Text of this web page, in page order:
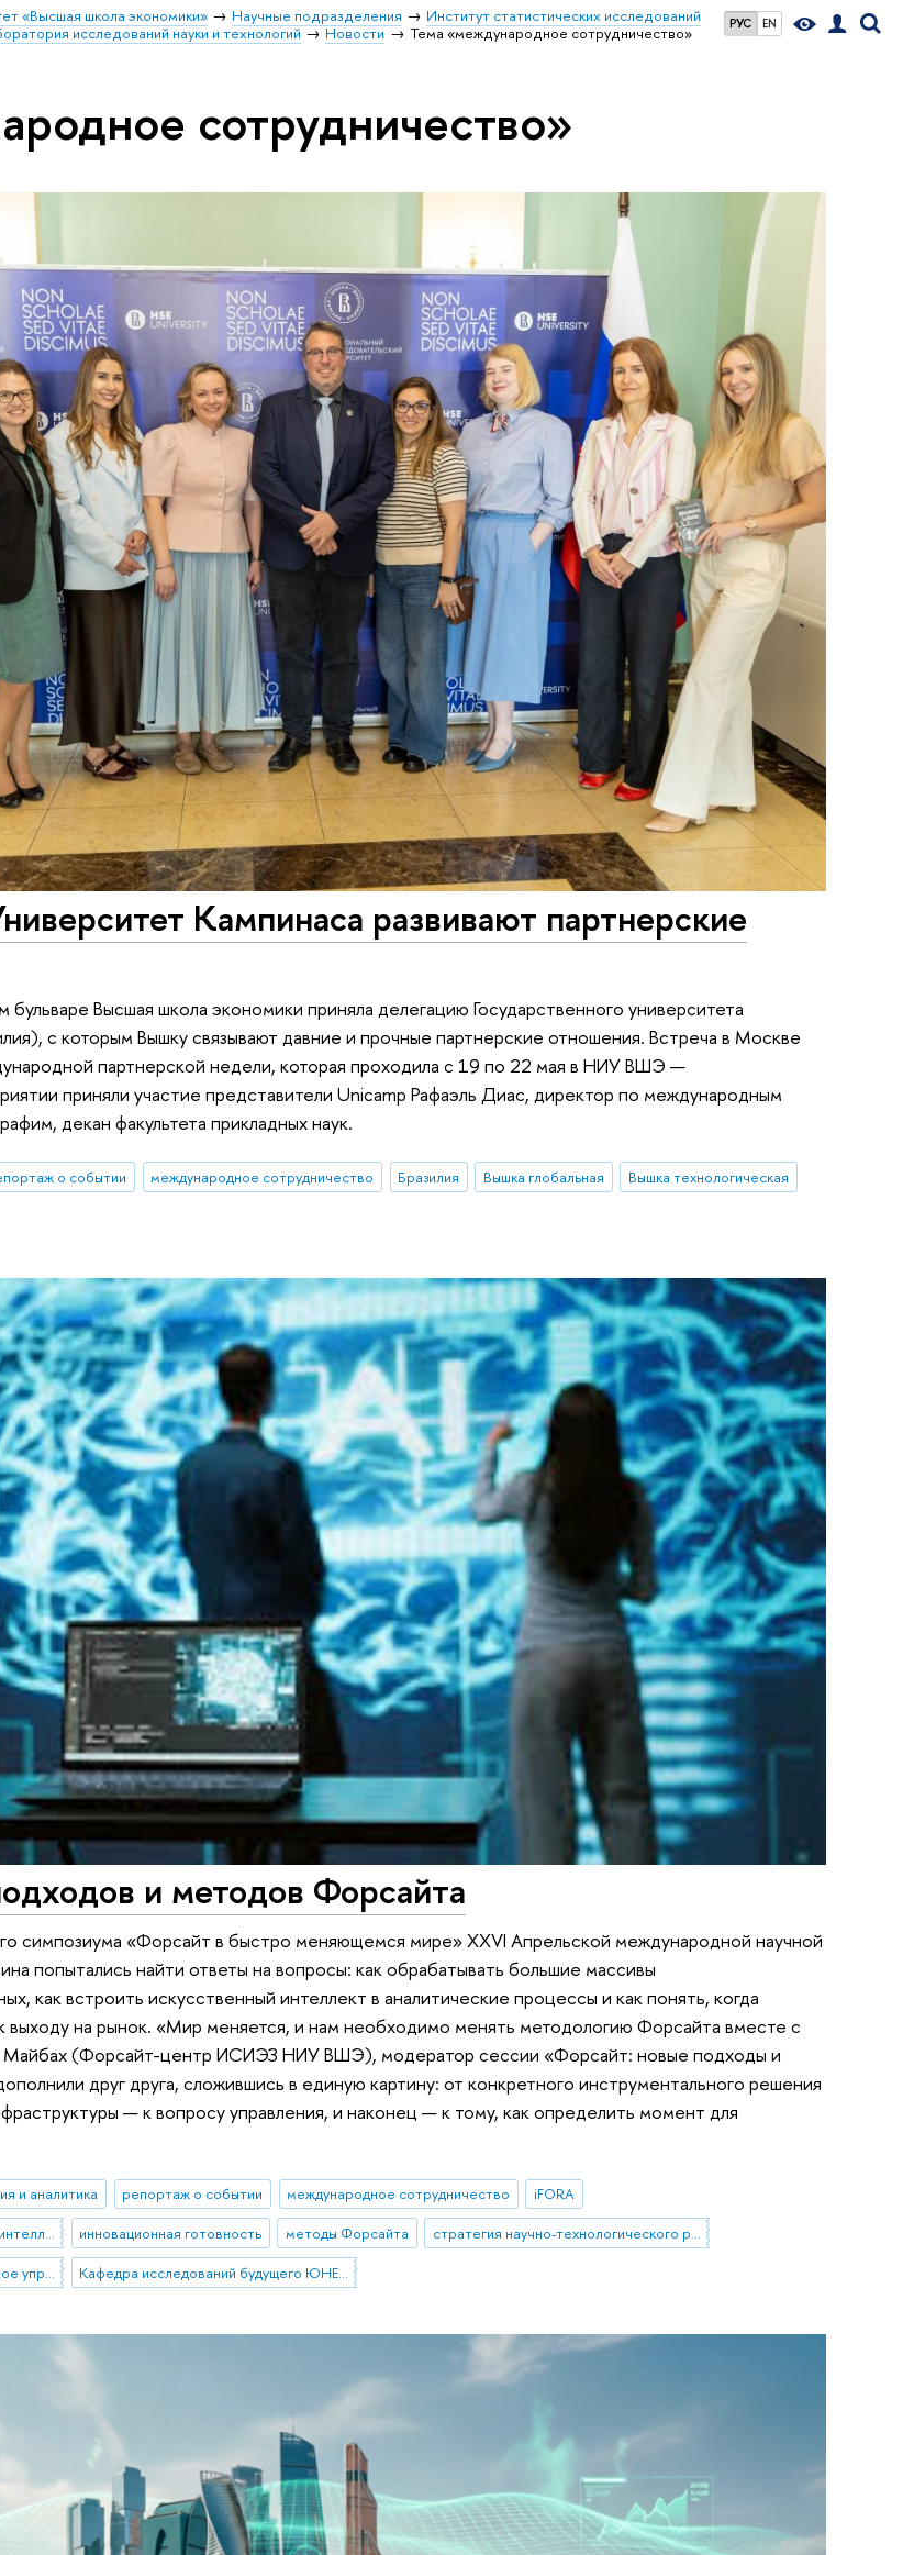
РУС EN
«Высшая школа экономики» Научные подразделения
Институт статистических исследований
исследований науки и технологий Новости Тема «международное сотрудничество»
сотрудничество»
Кампинаса развивают партнерские
Высшая школа экономики приняла делегацию Государственного университета
с которым Вышку связывают давние и прочные партнерские отношения. Встреча в Москве
партнерской недели, которая проходила с 19 по 22 мая в НИУ ВШЭ —
приняли участие представители Unicamp Рафаэль Диас, директор по международным
декан факультета прикладных наук.
о событии международное сотрудничество Бразилия Вышка глобальная
Вышка технологическая
и методов Форсайта
симпозиума «Форсайт в быстро меняющемся мире» XXVI Апрельской международной научной
попытались найти ответы на вопросы: как обрабатывать большие массивы
как встроить искусственный интеллект в аналитические процессы и как понять, когда
выходу на рынок. «Мир меняется, и нам необходимо менять методологию Форсайта вместе с
Майбах (Форсайт-центр ИСИЭЗ НИУ ВШЭ), модератор сессии «Форсайт: новые подходы и
друг друга, сложившись в единую картину: от конкретного инструментального решения
— к вопросу управления, и наконец — к тому, как определить момент для
и аналитика репортаж о событии международное сотрудничество
iFORA
анализ данных и искусственный интеллект
инновационная готовность методы Форсайта
стратегия научно-технологического развития
«упреждающее» государственное управление
Кафедра исследований будущего ЮНЕСКО